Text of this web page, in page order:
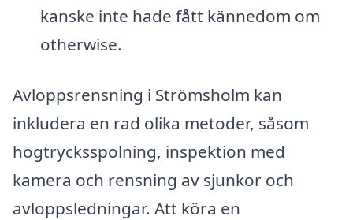
kanske inte hade fått kännedom om
otherwise.
Avloppsrensning i Strömsholm kan
inkludera en rad olika metoder, såsom
högtrycksspolning, inspektion med
kamera och rensning av sjunkor och
avloppsledningar. Att köra en